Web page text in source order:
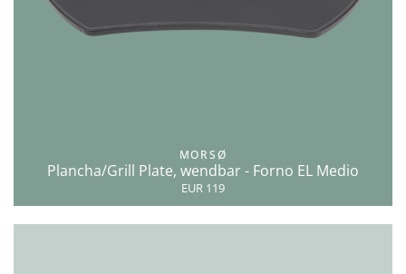
MORSØ
Plancha/Grill Plate, wendbar - Forno EL Medio
EUR 119